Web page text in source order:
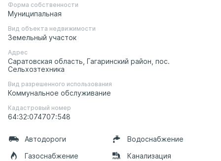
Форма собственности
Муниципальная
Вид объекта недвижимости
Земельный участок
Адрес
Саратовская область, Гагаринский район, пос.
Сельхозтехника
Вид разрешенного использования
Коммунальное обслуживание
Кадастровый номер
64:32:074707:548
Автодороги
Водоснабжение
Газоснабжение
Канализация